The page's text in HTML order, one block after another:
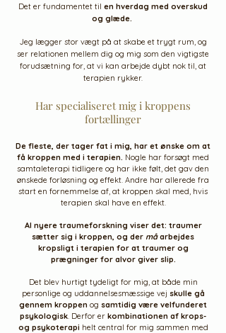
Det er fundamentet til en hverdag med overskud
og glæde.
Jeg lægger stor vægt på at skabe et trygt rum, og
ser relationen mellem dig og mig som den vigtigste
forudsætning for, at vi kan arbejde dybt nok til, at
terapien rykker.
Har specialiseret mig i kroppens
fortællinger
De fleste, der tager fat i mig, har et ønske om at
få kroppen med i terapien. Nogle har forsøgt med
samtaleterapi tidligere og har ikke følt, det gav den
ønskede forløsning og effekt. Andre har allerede fra
start en fornemmelse af, at kroppen skal med, hvis
terapien skal have en effekt.
Al nyere traumeforskning viser det: traumer
sætter sig i kroppen, og der måarbejdes
kropsligt i terapien for at traumer og
prægninger for alvor giver slip.
Det blev hurtigt tydeligt for mig, at både min
personlige og uddannelsesmæssige vej skulle gå
gennem kroppen og samtidig være velfunderet
psykologisk. Derfor er kombinationen af krops-
og psykoterapi helt central for mig sammen med